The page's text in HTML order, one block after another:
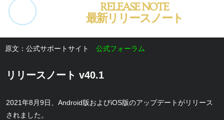
RELEASE NOTE
最新リリースノート
原文：公式サポートサイト 公式フォーラム
リリースノート v40.1
2021年8月9日、Android版およびiOS版のアップデートがリリース
されました。